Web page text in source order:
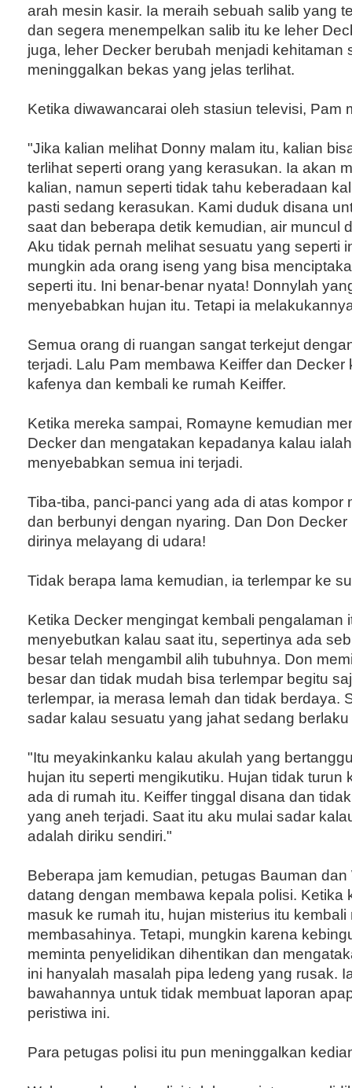
arah mesin kasir. Ia meraih sebuah salib yang
dan segera menempelkan salib itu ke leher
juga, leher Decker berubah menjadi kehitaman
meninggalkan bekas yang jelas terlihat.
Ketika diwawancarai oleh stasiun televisi, Pam
"Jika kalian melihat Donny malam itu, kalian
terlihat seperti orang yang kerasukan. Ia akan
kalian, namun seperti tidak tahu keberadaan
pasti sedang kerasukan. Kami duduk disana
saat dan beberapa detik kemudian, air muncul
Aku tidak pernah melihat sesuatu yang seperti
mungkin ada orang iseng yang bisa
seperti itu. Ini benar-benar nyata! Donnylah
menyebabkan hujan itu. Tetapi ia
Semua orang di ruangan sangat terkejut
terjadi. Lalu Pam membawa Keiffer dan Decker
kafenya dan kembali ke rumah Keiffer.
Ketika mereka sampai, Romayne kemudian
Decker dan mengatakan kepadanya kalau
menyebabkan semua ini terjadi.
Tiba-tiba, panci-panci yang ada di atas kompor
dan berbunyi dengan nyaring. Dan Don
dirinya melayang di udara!
Tidak berapa lama kemudian, ia terlempar ke
Ketika Decker mengingat kembali pengalaman
menyebutkan kalau saat itu, sepertinya ada
besar telah mengambil alih tubuhnya. Don
besar dan tidak mudah bisa terlempar begitu
terlempar, ia merasa lemah dan tidak berdaya.
sadar kalau sesuatu yang jahat sedang
"Itu meyakinkanku kalau akulah yang
hujan itu seperti mengikutiku. Hujan tidak turun
ada di rumah itu. Keiffer tinggal disana dan
yang aneh terjadi. Saat itu aku mulai sadar
adalah diriku sendiri."
Beberapa jam kemudian, petugas Bauman dan
datang dengan membawa kepala polisi. Ketika
masuk ke rumah itu, hujan misterius itu kembali
membasahinya. Tetapi, mungkin karena
meminta penyelidikan dihentikan dan
ini hanyalah masalah pipa ledeng yang rusak.
bawahannya untuk tidak membuat laporan
peristiwa ini.
Para petugas polisi itu pun meninggalkan